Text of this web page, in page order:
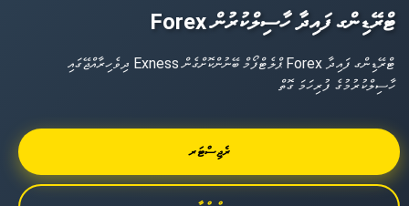
Forex ޓްރޭޑިންގ ފައިދާ ހާސިލްކުރުން
ދިވެހިރާއްޖޭގައި Exness ޕްލެޓްފޯމް ބޭނުންކޮށްގެން Forex ޓްރޭޑިންގ ފައިދާ
ހާސިލްކުރުމުގެ ފުރިހަމަ ގޮތް
ރެޖިސްޓަރ